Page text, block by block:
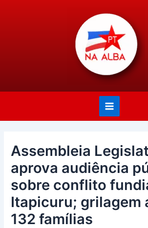
Menu
Assembleia
aprova audiência
sobre conflito
Itapicuru; grilagem
132 famílias